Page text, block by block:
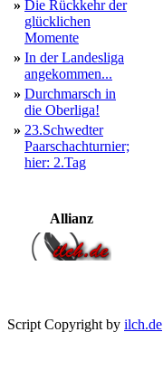
» Die Rückkehr der
glücklichen
Momente
» In der Landesliga
angekommen...
» Durchmarsch in
die Oberliga!
» 23.Schwedter
Paarschachturnier;
hier: 2.Tag
Allianz
Script Copyright by ilch.de